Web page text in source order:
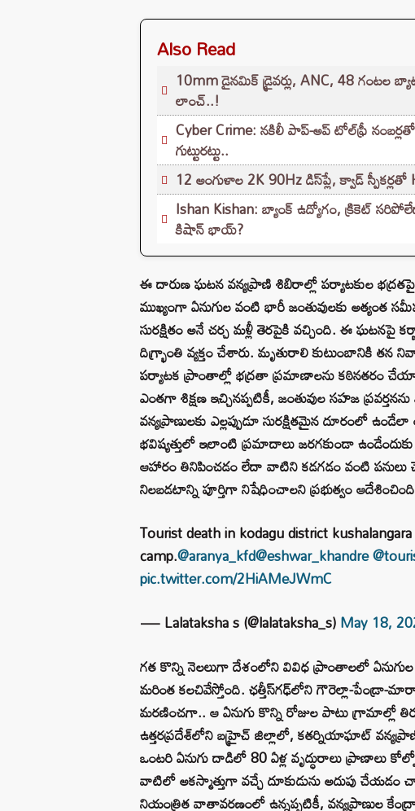
Also Read
10mm డైనమిక్ డ్రైవర్లు, ANC, 48 గంటల
లాంచ్..!
Cyber Crime: నకిలీ పాప్-అప్ టోల్‌ఫ్రీ
గుట్టురట్టు..
12 అంగుళాల 2K 90Hz డిస్‌ప్లే, క్వాడ్
Ishan Kishan: బ్యాంక్ ఉద్యోగం, క్రికెట్
కిషాన్ భాయ్‌?
ఈ దారుణ ఘటన వన్యప్రాణి శిబిరాల్లో పర్యాటకుల భద్రతపై
ముఖ్యంగా ఏనుగుల వంటి భారీ జంతువులకు అత్యంత
సురక్షితం అనే చర్చ మళ్లీ తెరపైకి వచ్చింది. ఈ ఘటనపై
దిగ్భ్రాంతి వ్యక్తం చేశారు. మృతురాలి కుటుంబానికి
పర్యాటక ప్రాంతాల్లో భద్రతా ప్రమాణాలను కఠినతరం
ఎంతగా శిక్షణ ఇచ్చినప్పటికీ, జంతువుల సహజ
వన్యప్రాణులకు ఎల్లప్పుడూ సురక్షితమైన దూరంలో
భవిష్యత్తులో ఇలాంటి ప్రమాదాలు జరగకుండా
ఆహారం తినిపించడం లేదా వాటిని కడగడం వంటి
నిలబడటాన్ని పూర్తిగా నిషేధించాలని ప్రభుత్వం
Tourist death in kodagu district
camp.@aranya_kfd@eshwar_khandre
pic.twitter.com/2HiAMeJWmC
— Lalataksha s (@lalataksha_s)May 18,
గత కొన్ని నెలలుగా దేశంలోని వివిధ ప్రాంతాలలో
మరింత కలచివేస్తోంది. ఛత్తీస్‌గఢ్‌లోని గౌరెల్లా-పేండ్రా-
మరణించగా.. ఆ ఏనుగు కొన్ని రోజుల పాటు గ్రామాల్లో
ఉత్తరప్రదేశ్‌లోని బహ్రైచ్ జిల్లాలో, కతర్నియాఘాట్
ఒంటరి ఏనుగు దాడిలో 80 ఏళ్ల వృద్ధురాలు ప్రాణాలు
వాటిలో అకస్మాత్తుగా వచ్చే దూకుడును అదుపు చేయడం
నియంత్రిత వాతావరణంలో ఉన్నప్పటికీ, వన్యప్రాణుల